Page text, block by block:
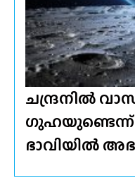
ചന്ദ്രനിൽ
ഗുഹയുണ്ടെന്ന്
ഭാവിയിൽ